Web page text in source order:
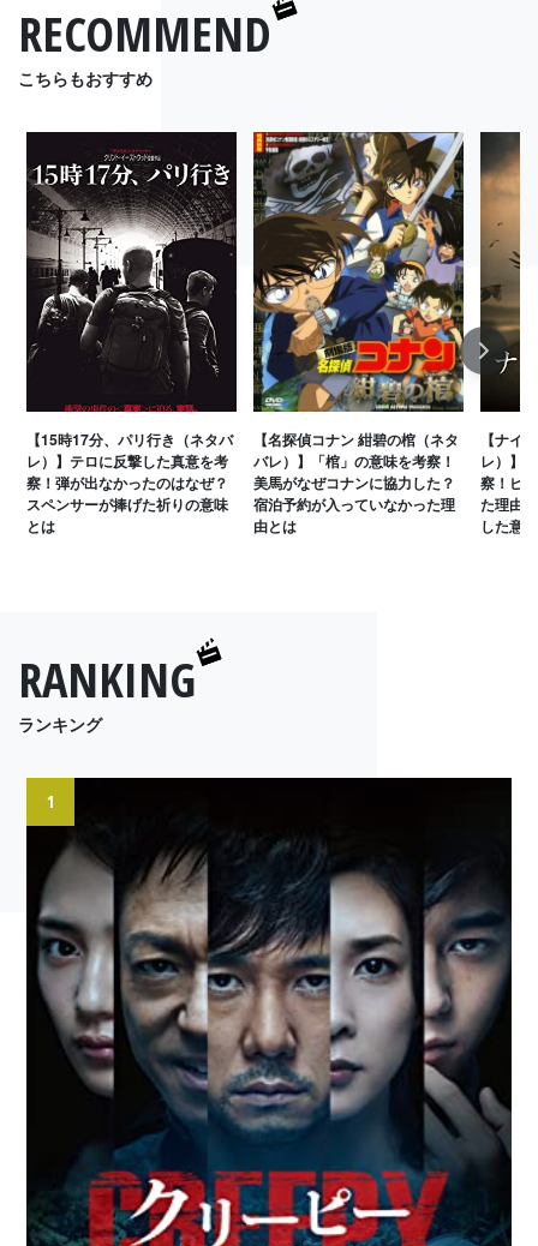
RECOMMEND
こちらもおすすめ
【15時17分、パリ行き（ネタバ
レ）】テロに反撃した真意を考
察！弾が出なかったのはなぜ？
スペンサーが捧げた祈りの意味
とは
【名探偵コナン 紺碧の棺（ネタ
バレ）】「棺」の意味を考察！
美馬がなぜコナンに協力した？
宿泊予約が入っていなかった理
由とは
【ナイ
レ）】
察！ビ
た理由
した意
Next
RANKING
ランキング
1